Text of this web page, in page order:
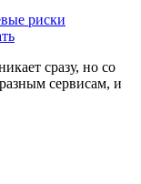
риски
сразу, но со
сервисам, и